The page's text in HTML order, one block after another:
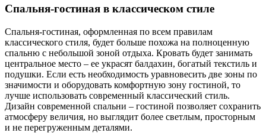
Спальня-гостиная в классическом стиле
Спальня-гостиная, оформленная по всем правилам
классического стиля, будет больше похожа на полноценную
спальню с небольшой зоной отдыха. Кровать будет занимать
центральное место – ее украсят балдахин, богатый текстиль и
подушки. Если есть необходимость уравновесить две зоны по
значимости и оборудовать комфортную зону гостиной, то
лучше использовать современный классический стиль.
Дизайн современной спальни – гостиной позволяет сохранить
атмосферу величия, но выглядит более светлым, просторным
и не перегруженным деталями.